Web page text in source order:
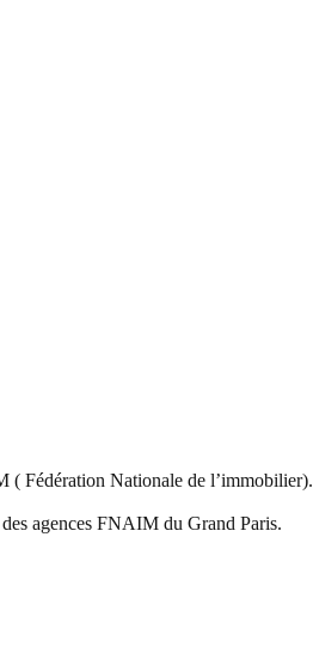
( Fédération Nationale de l’immobilier).
agences FNAIM du Grand Paris.